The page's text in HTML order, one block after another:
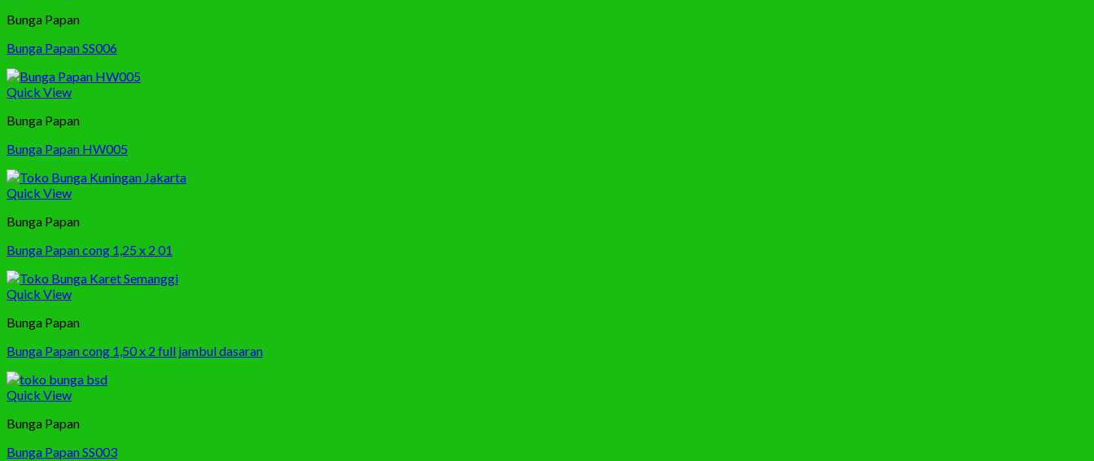
Bunga Papan
Bunga Papan SS006
Quick View
Bunga Papan
Bunga Papan HW005
Quick View
Bunga Papan
Bunga Papan cong 1,25 x 2 01
Quick View
Bunga Papan
Bunga Papan cong 1,50 x 2 full jambul dasaran
Quick View
Bunga Papan
Bunga Papan SS003